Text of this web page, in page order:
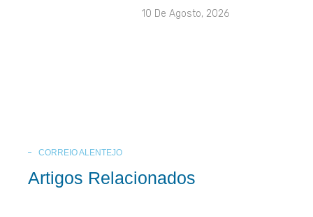
10 De Agosto, 2026
CORREIO ALENTEJO
Artigos Relacionados